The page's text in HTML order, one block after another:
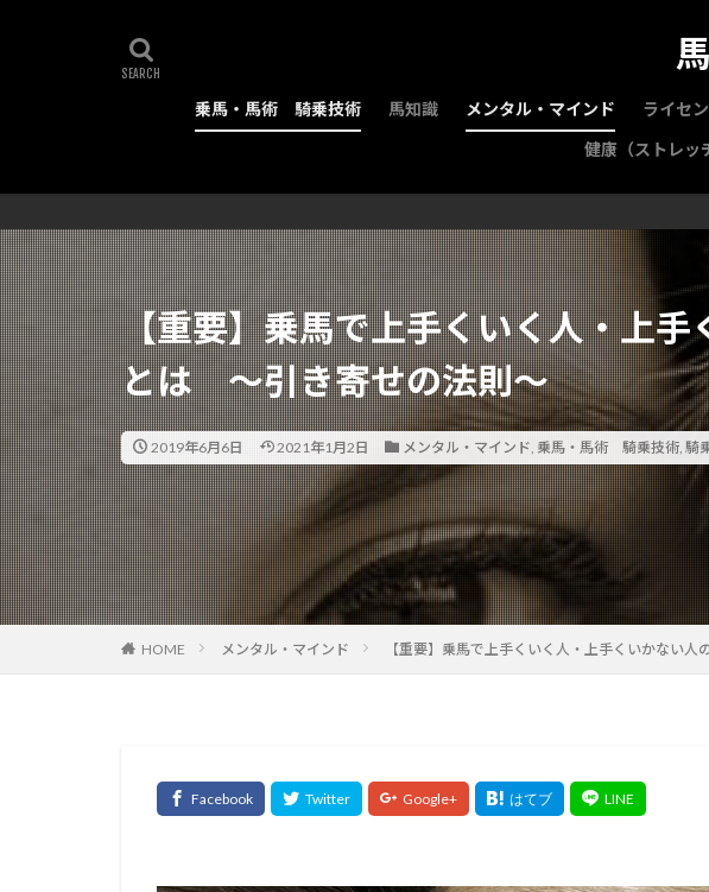
乗馬・馬術 騎乗技術 馬知識 メンタル・マインド ライセ
健康（ストレッ
YouTubeチャ
【重要】乗馬で上手くいく人・上手
とは ～引き寄せの法則～
2019年6月6日 2021年1月2日 メンタル・マインド, 乗馬・馬術 騎乗技術, 騎
HOME メンタル・マインド 【重要】乗馬で上手くいく人・上手くいかない